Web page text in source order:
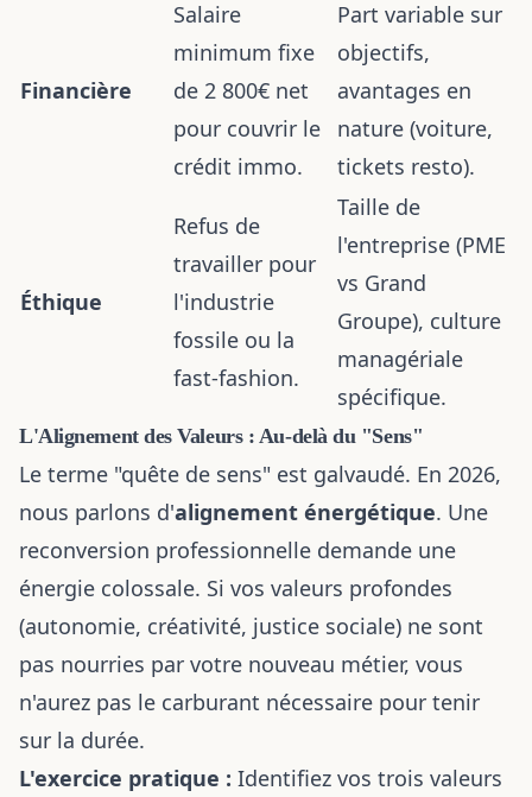
Financière
Salaire
minimum fixe
de 2 800€ net
pour couvrir le
crédit immo.
Part variable sur
objectifs,
avantages en
nature (voiture,
tickets resto).
Éthique
Refus de
travailler pour
l'industrie
fossile ou la
fast-fashion.
Taille de
l'entreprise (PME
vs Grand
Groupe), culture
managériale
spécifique.
L'Alignement des Valeurs : Au-delà du "Sens"
Le terme "quête de sens" est galvaudé. En 2026,
nous parlons d'alignement énergétique. Une
reconversion professionnelle demande une
énergie colossale. Si vos valeurs profondes
(autonomie, créativité, justice sociale) ne sont
pas nourries par votre nouveau métier, vous
n'aurez pas le carburant nécessaire pour tenir
sur la durée.
L'exercice pratique : Identifiez vos trois valeurs